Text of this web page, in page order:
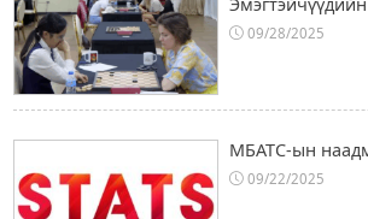
09/28/2025
МБАТС-ын
09/22/2025